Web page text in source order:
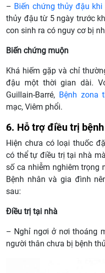
– Biến chứng thủy đậu
thủy đậu từ 5 ngày trước
con sinh ra có nguy cơ bị
Biến chứng muộn
Khá hiếm gặp và chỉ
đậu một thời gian dài.
Guillain-Barré, Bệnh zona
mạc, Viêm phổi.
6. Hỗ trợ điều trị
Hiện chưa có loại thuốc
có thể tự điều trị tại nhà
số ca nhiễm nghiêm trọng
Bệnh nhân và gia đình
sau:
Điều trị tại nhà
– Nghỉ ngơi ở nơi thoáng
người thân chưa bị bệnh